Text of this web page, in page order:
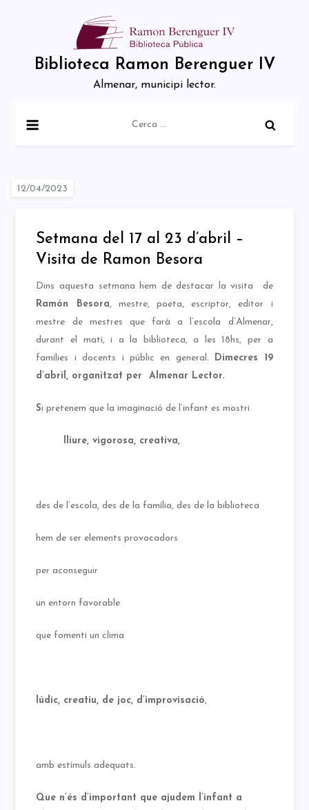
Biblioteca Ramon Berenguer IV
Almenar, municipi lector.
Setmana del 17 al 23 d’abril –
Visita de Ramon Besora
Dins aquesta setmana hem de destacar la visita de
Ramón Besora, mestre, poeta, escriptor, editor i
mestre de mestres que farà a l’escola d’Almenar,
durant el matí, i a la biblioteca, a les 18hs, per a
famílies i docents i públic en general. Dimecres 19
d’abril, organitzat per Almenar Lector.
Si pretenem que la imaginació de l’infant es mostri
lliure, vigorosa, creativa,
des de l’escola, des de la família, des de la biblioteca
hem de ser elements provocadors
per aconseguir
un entorn favorable
que fomenti un clima
lúdic, creatiu, de joc, d’improvisació,
amb estímuls adequats.
Que n’és d’important que ajudem l’infant a